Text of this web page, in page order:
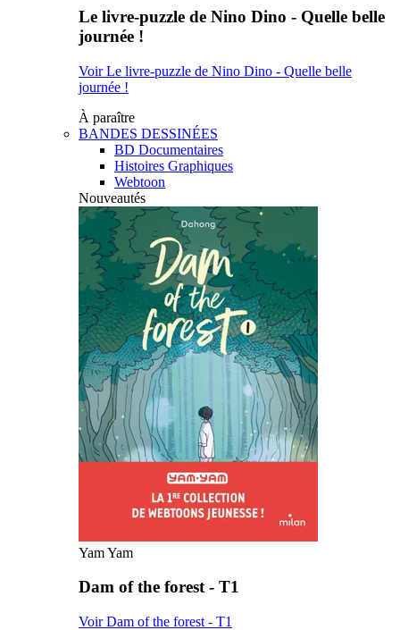
Le livre-puzzle de Nino Dino - Quelle belle
journée !
Voir Le livre-puzzle de Nino Dino - Quelle belle
journée !
À paraître
BANDES DESSINÉES
BD Documentaires
Histoires Graphiques
Webtoon
Nouveautés
Yam Yam
Dam of the forest - T1
Voir Dam of the forest - T1